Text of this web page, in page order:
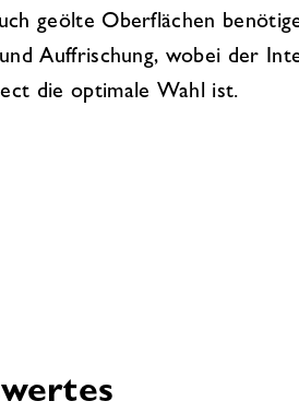
geölte Oberflächen
Auffrischung, wobei der
die optimale Wahl ist.